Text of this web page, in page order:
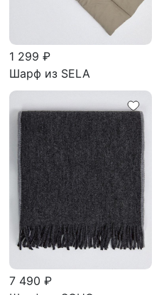
1 299 ₽
Шарф из SELA
7 490 ₽